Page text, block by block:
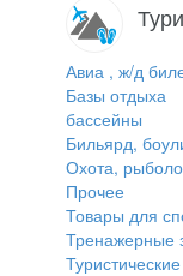
Авиа , ж/д
Базы отдыха
бассейны
Бильярд,
Охота,
Прочее
Товары для
Тренажерные